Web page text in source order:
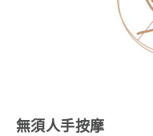
無須人手按摩